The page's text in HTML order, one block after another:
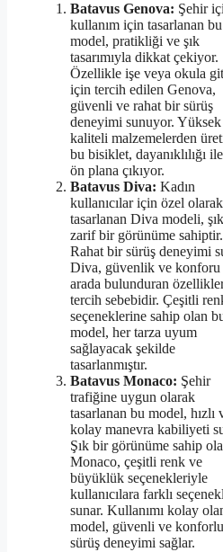
Batavus Genova: Şehir içi
kullanım için tasarlanan bu
model, pratikliği ve şık
tasarımıyla dikkat çekiyor.
Özellikle işe veya okula
için tercih edilen Genova,
güvenli ve rahat bir sürüş
deneyimi sunuyor. Yüksek
kaliteli malzemelerden
bu bisiklet, dayanıklılığı
ön plana çıkıyor.
Batavus Diva: Kadın
kullanıcılar için özel olarak
tasarlanan Diva modeli,
zarif bir görünüme sahiptir.
Rahat bir sürüş deneyimi
Diva, güvenlik ve
arada bulunduran
tercih sebebidir. Çeşitli
seçeneklerine sahip olan
model, her tarza uyum
sağlayacak şekilde
tasarlanmıştır.
Batavus Monaco: Şehir
trafiğine uygun olarak
tasarlanan bu model, hızlı
kolay manevra kabiliyeti
Şık bir görünüme sahip
Monaco, çeşitli renk ve
büyüklük seçenekleriyle
kullanıcılara farklı
sunar. Kullanımı kolay
model, güvenli ve
sürüş deneyimi sağlar.